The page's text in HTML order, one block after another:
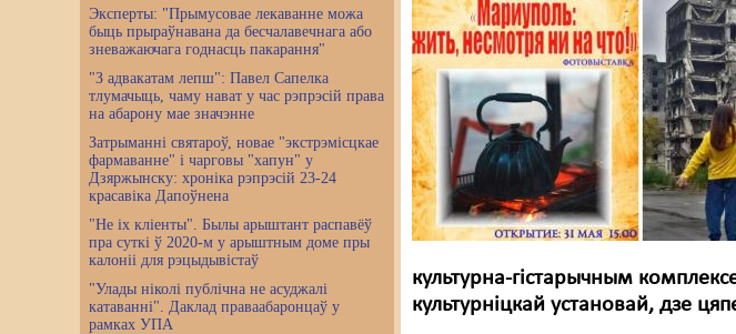
Эксперты: "Прымусовае лекаванне можа
быць прыраўнавана да бесчалавечнага або
зневажаючага годнасць пакарання"
"З адвакатам лепш": Павел Сапелка
тлумачыць, чаму нават у час рэпрэсій права
на абарону мае значэнне
Затрыманні святароў, новае "экстрэмісцкае
фармаванне" і чарговы "хапун" у
Дзяржынску: хроніка рэпрэсій 23-24
красавіка Дапоўнена
"Не іх кліенты". Былы арыштант распавёў
пра суткі ў 2020-м у арыштным доме пры
калоніі для рэцыдывістаў
"Улады ніколі публічна не асуджалі
катаванні". Даклад праваабаронцаў у
рамках УПА
культурна-гістарычным
культурніцкай установай, дзе